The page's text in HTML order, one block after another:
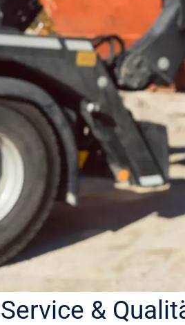
Service &